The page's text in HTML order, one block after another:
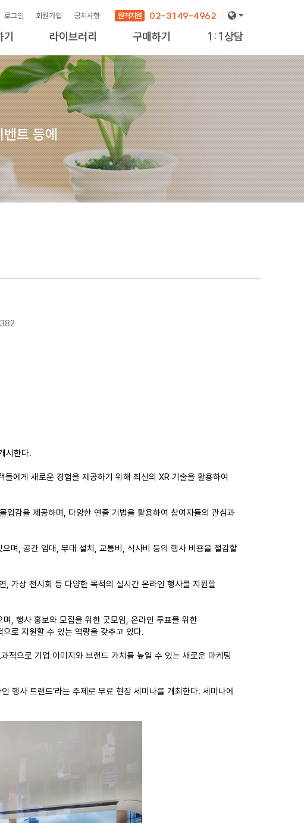
로그인 회원가입 공지사항 원격지원
02-3149-4962
라이브러리 구매하기 1:1상담
트 등에
시한다.
에게 새로운 경험을 제공하기 위해 최신의 XR 기술을 활용하여
입감을 제공하며, 다양한 연출 기법을 활용하여 참여자들의 관심과
며, 공간 임대, 무대 설치, 교통비, 식사비 등의 행사 비용을 절감할
, 가상 전시회 등 다양한 목적의 실시간 온라인 행사를 지원할
, 행사 홍보와 모집을 위한 굿모임, 온라인 투표를 위한
로 지원할 수 있는 역량을 갖추고 있다.
적으로 기업 이미지와 브랜드 가치를 높일 수 있는 새로운 마케팅
행사 트랜드’라는 주제로 무료 현장 세미나를 개최한다. 세미나에